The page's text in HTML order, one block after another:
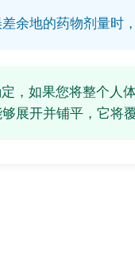
余地的药物剂量时
，如果您将整个人
展开并铺平，它将